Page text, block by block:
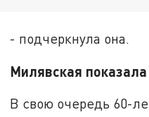
- подчеркнула она.
Милявская
В свою очередь 60-